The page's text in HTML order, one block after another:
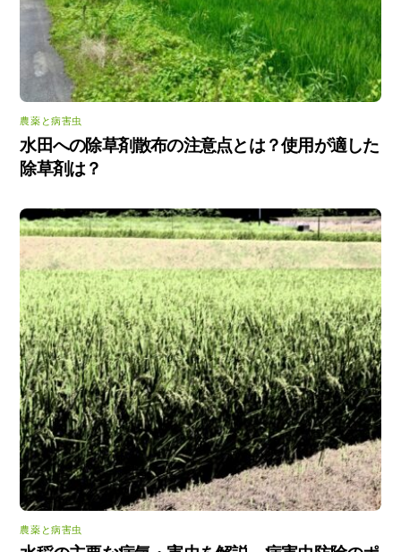
農薬と病害虫
水田への除草剤散布の注意点とは？使用が適した
除草剤は？
農薬と病害虫